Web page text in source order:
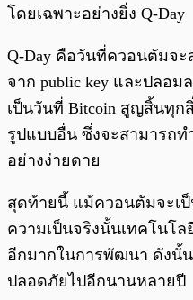
โดยเฉพาะอย่างยิ่ง Q-Day
Q-Day คือวันที่ควอนตัมจะ
จาก public key และปลอม
เป็นวันที่ Bitcoin สูญสิ้นทุก
รูปแบบอื่น ซึ่งจะสามารถท
อย่างง่ายดาย
สุดท้ายนี้ แม้ควอนตัมจะเ
ความเป็นจริงนั้นเทคโนโ
อีกมากในการพัฒนา ดังนั้
ปลอดภัยไปอีกนานหลายปี